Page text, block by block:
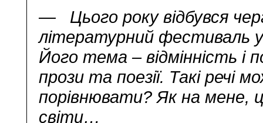
— Цього року відбувся
літературний фестиваль
Його тема – відмінність і
прози та поезії. Такі речі
порівнювати? Як на мене,
світи…